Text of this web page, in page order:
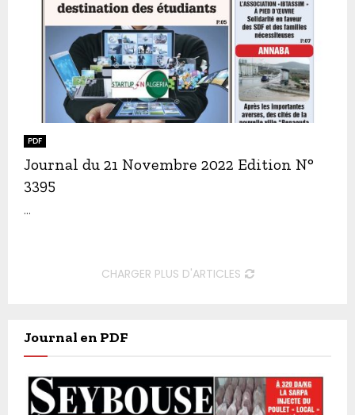
PDF
Journal du 21 Novembre 2022 Edition N°
3395
...
CHARGER PLUS D'ARTICLES
Journal en PDF